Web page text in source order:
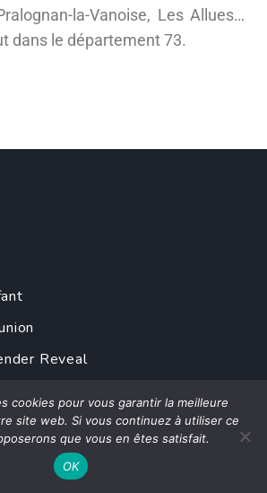
la-Vanoise, Les Allues…
dans le département 73.
Reveal
cookies pour vous garantir la meilleure
site web. Si vous continuez à utiliser ce
que vous en êtes satisfait.
OK